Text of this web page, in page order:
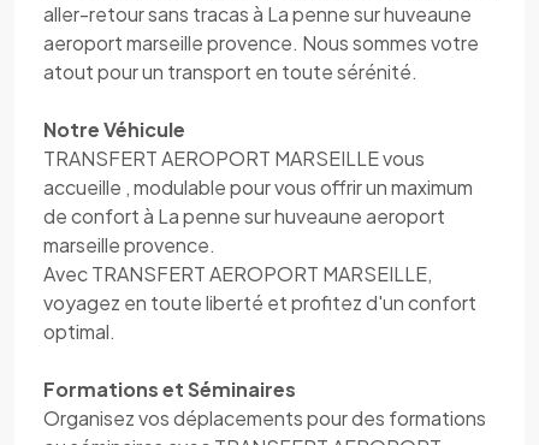
aller-retour sans tracas à La penne sur huveaune
aeroport marseille provence. Nous sommes votre
atout pour un transport en toute sérénité.
Notre Véhicule
TRANSFERT AEROPORT MARSEILLE vous
accueille , modulable pour vous offrir un maximum
de confort à La penne sur huveaune aeroport
marseille provence.
Avec TRANSFERT AEROPORT MARSEILLE,
voyagez en toute liberté et profitez d'un confort
optimal.
Formations et Séminaires
Organisez vos déplacements pour des formations